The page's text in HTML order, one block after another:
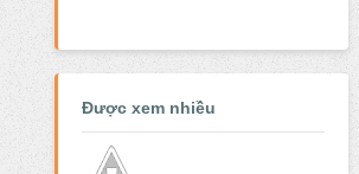
Được xem nhiều